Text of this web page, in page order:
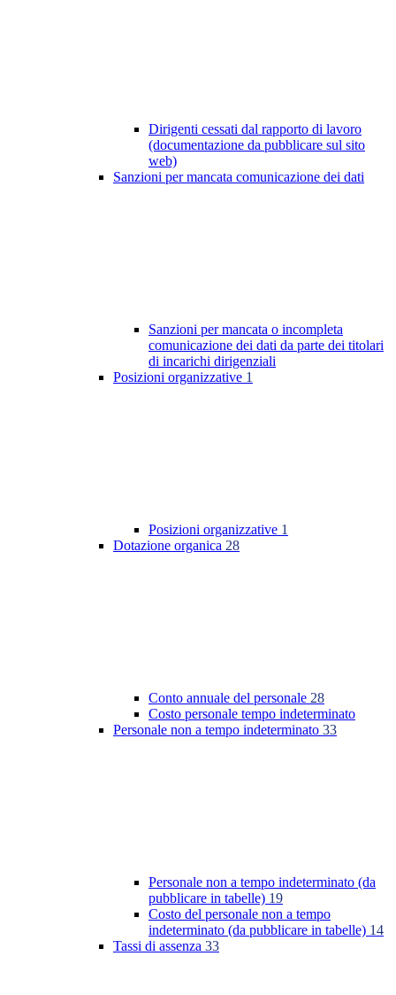
Dirigenti cessati dal rapporto di lavoro
(documentazione da pubblicare sul sito
web)
Sanzioni per mancata comunicazione dei dati
Sanzioni per mancata o incompleta
comunicazione dei dati da parte dei titolari
di incarichi dirigenziali
Posizioni organizzative 1
Posizioni organizzative 1
Dotazione organica 28
Conto annuale del personale 28
Costo personale tempo indeterminato
Personale non a tempo indeterminato 33
Personale non a tempo indeterminato (da
pubblicare in tabelle) 19
Costo del personale non a tempo
indeterminato (da pubblicare in tabelle) 14
Tassi di assenza 33